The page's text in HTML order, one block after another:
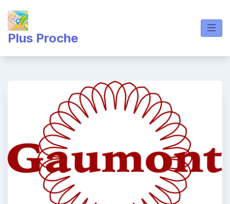
content
Plus Proche